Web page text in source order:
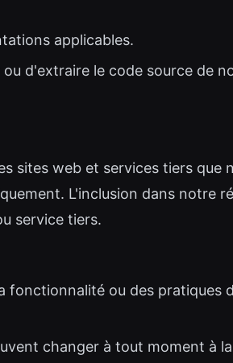
applicables.
d'extraire le code source de
sites web et services tiers que
L'inclusion dans notre
service tiers.
fonctionnalité ou des pratiques
changer à tout moment à